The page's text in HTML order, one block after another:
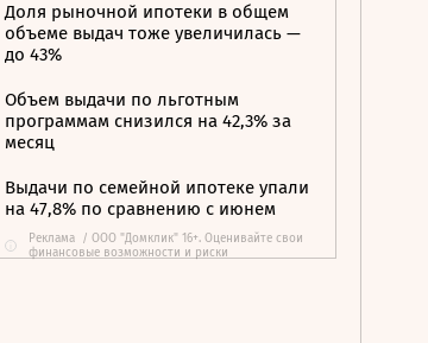
Доля рыночной ипотеки в общем
объеме выдач тоже увеличилась —
до 43%
Объем выдачи по льготным
программам снизился на 42,3% за
месяц
Выдачи по семейной ипотеке упали
на 47,8% по сравнению с июнем
Реклама / ООО "Домклик" 16+. Оценивайте свои
финансовые возможности и риски